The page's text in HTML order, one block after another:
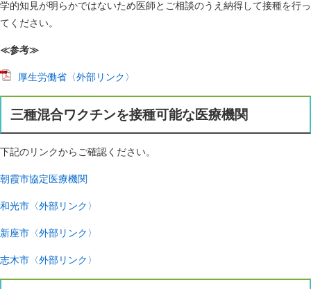
学的知見が明らかではないため医師とご相談のうえ納得して接種を行っ
てください。
≪参考≫
厚生労働省〈外部リンク〉
三種混合ワクチンを接種可能な医療機関
下記のリンクからご確認ください。
朝霞市協定医療機関
和光市〈外部リンク〉
新座市〈外部リンク〉
志木市〈外部リンク〉